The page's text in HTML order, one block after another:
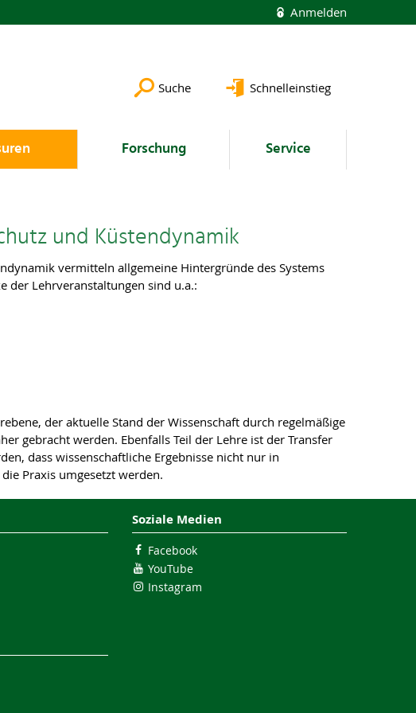
Anmelden
Suche Schnelleinstieg
Forschung Service
und Küstendynamik
vermitteln allgemeine Hintergründe des Systems
der Lehrveranstaltungen sind u.a.:
der aktuelle Stand der Wissenschaft durch regelmäßige
gebracht werden. Ebenfalls Teil der Lehre ist der Transfer
dass wissenschaftliche Ergebnisse nicht nur in
Praxis umgesetzt werden.
Soziale Medien
Facebook
YouTube
Instagram